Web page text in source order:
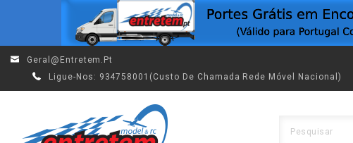
Geral@entretem.pt
Ligue-Nos: 934758001(custo De Chamada Rede Móvel Nacional)